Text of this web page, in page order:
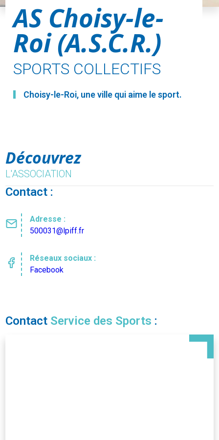
AS Choisy-le-
Roi (A.S.C.R.)
SPORTS COLLECTIFS
Choisy-le-Roi, une ville qui aime le sport.
Découvrez
L'ASSOCIATION
Contact :
Adresse :
500031@lpiff.fr
Réseaux sociaux :
Facebook
Contact Service des Sports :